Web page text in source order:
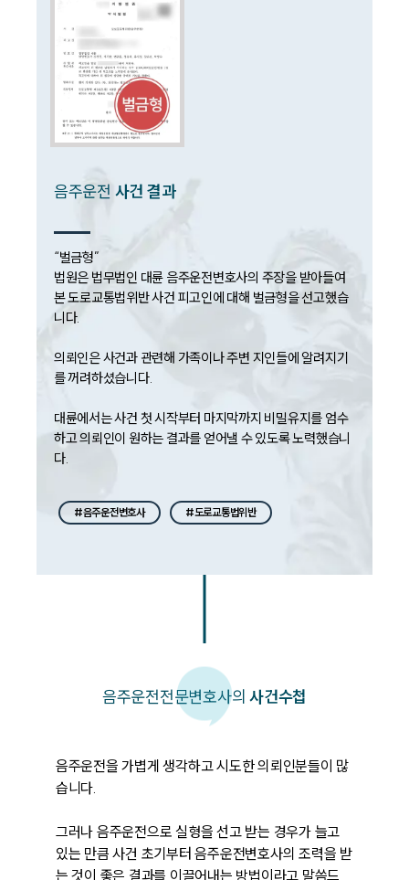
법률 블로그
뉴스레터/브로슈어
음주운전 사건 결과
“벌금형”
법원은 법무법인 대륜 음주운전변호사의 주장을 받아들여
본 도로교통법위반 사건 피고인에 대해 벌금형을 선고했습
니다.
의뢰인은 사건과 관련해 가족이나 주변 지인들에 알려지기
를 꺼려하셨습니다.
대륜에서는 사건 첫 시작부터 마지막까지 비밀유지를 엄수
하고 의뢰인이 원하는 결과를 얻어낼 수 있도록 노력했습니
다.
#음주운전변호사 #도로교통법위반
음주운전전문변호사의사건수첩
음주운전을 가볍게 생각하고 시도한 의뢰인분들이 많
습니다.
그러나 음주운전으로 실형을 선고 받는 경우가 늘고
있는 만큼 사건 초기부터 음주운전변호사의 조력을 받
는 것이 좋은 결과를 이끌어내는 방법이라고 말씀드